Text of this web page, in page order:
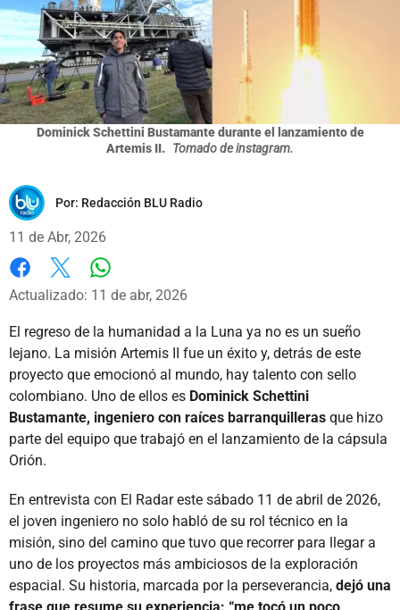
Dominick Schettini Bustamante durante el lanzamiento de
Artemis II. Tomado de instagram.
Por: Redacción BLU Radio
11 de Abr, 2026
Facebook
X
Actualizado: 11 de abr, 2026
El regreso de la humanidad a la Luna ya no es un sueño
lejano. La misión Artemis II fue un éxito y, detrás de este
proyecto que emocionó al mundo, hay talento con sello
colombiano. Uno de ellos es Dominick Schettini
Bustamante, ingeniero con raíces barranquilleras que hizo
parte del equipo que trabajó en el lanzamiento de la cápsula
Orión.
En entrevista con El Radar este sábado 11 de abril de 2026,
el joven ingeniero no solo habló de su rol técnico en la
misión, sino del camino que tuvo que recorrer para llegar a
uno de los proyectos más ambiciosos de la exploración
espacial. Su historia, marcada por la perseverancia, dejó una
frase que resume su experiencia: “me tocó un poco